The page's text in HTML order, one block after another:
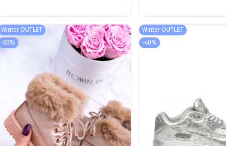
Winter OUTLET
-30%
Winter OUTLET
-40%